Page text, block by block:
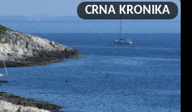
CRNA KRONIKA